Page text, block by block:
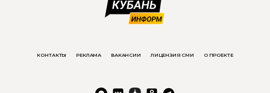
КОНТАКТЫ РЕКЛАМА ВАКАНСИИ ЛИЦЕНЗИЯ СМИ О ПРОЕКТЕ